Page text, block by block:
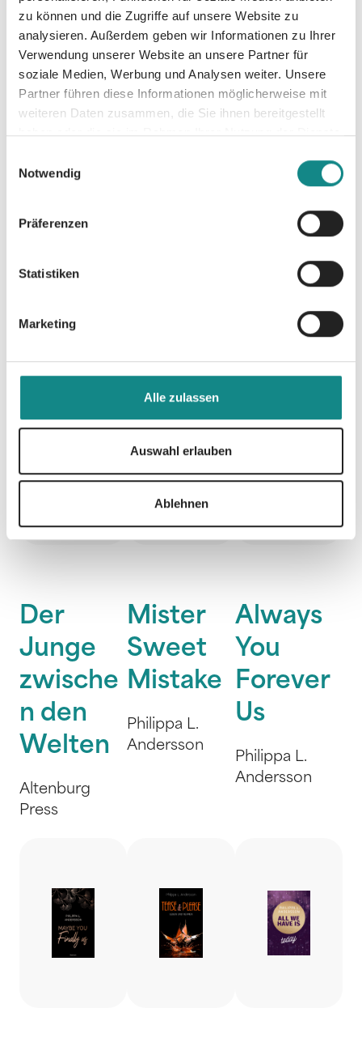
zu können und die Zugriffe auf unsere Website zu
analysieren. Außerdem geben wir Informationen zu Ihrer
Verwendung unserer Website an unsere Partner für
soziale Medien, Werbung und Analysen weiter. Unsere
Partner führen diese Informationen möglicherweise mit
weiteren Daten zusammen, die Sie ihnen bereitgestellt
haben oder die sie im Rahmen Ihrer Nutzung der Dienste
Notwendig
Präferenzen
Statistiken
Marketing
Alle zulassen
Auswahl erlauben
Ablehnen
Weltenb
ruch -
Sonne
ZweifelhIn die
Wellen!
Nordberg
Der
Junge
zwische
n den
Welten
Altenburg
Press
Mister
Sweet
Mistake
Philippa L.
Andersson
Always
You
Forever
Us
Philippa L.
Andersson